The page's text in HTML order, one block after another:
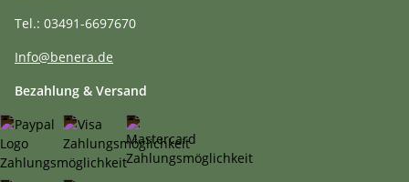
Tel.: 03491-6697670
Info@benera.de
Bezahlung & Versand